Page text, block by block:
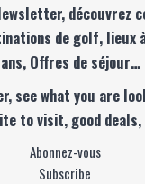
découvrez
de golf, lieux
Offres de séjour…
see what you are
to visit, good
Abonnez-vous
Subscribe